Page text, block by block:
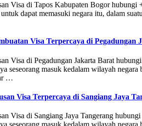
Visa di Tapos Kabupaten Bogor
dapat memasuki negara itu, dalam
Visa Terpercaya di Pegadungan
Visa di Pegadungan Jakarta Barat
seseorang masuk kedalam wilayah
…
Visa Terpercaya di Sangiang Jaya
Visa di Sangiang Jaya Tangerang